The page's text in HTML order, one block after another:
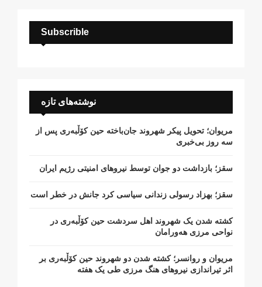
Subscrible
نوشته‌های تازه
مریوان؛ تحویل پیکر شهروند جان‌باخته حین کۆڵبەری پس از
سە روز بی‌خبری
سقز؛ بازداشت دو جوان توسط نیروهای امنیتی رژیم ایران
سقز؛ بهزاد رسولی زندانی سیاسی کرد جانش در خطر است
کشتە شدن یک شهروند اهل سردشت حین کۆڵبەری در
نواحی مرزی هەورامان
مریوان و روانسر؛ کشته شدن دو شهروند حین کۆڵبەری بر
اثر تیراندازی نیروهای هنگ مرزی طی یک هفته